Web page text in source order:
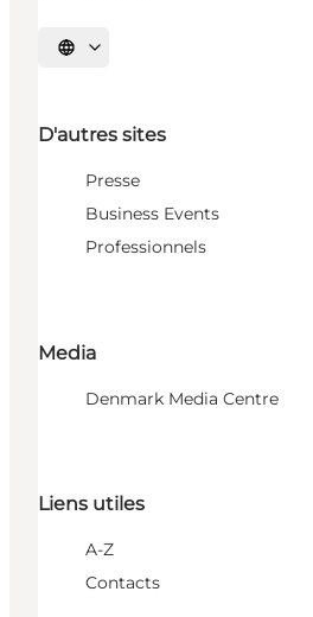
Choisissez la langue
D'autres sites
Presse
Business Events
Professionnels
Media
Denmark Media Centre
Liens utiles
A-Z
Contacts